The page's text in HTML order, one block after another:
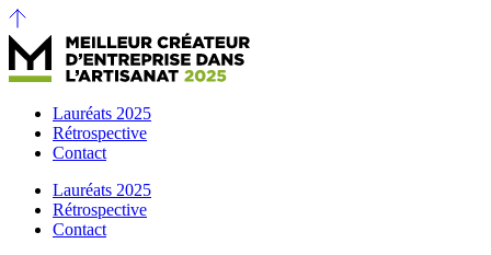
Lauréats 2025
Rétrospective
Contact
Lauréats 2025
Rétrospective
Contact